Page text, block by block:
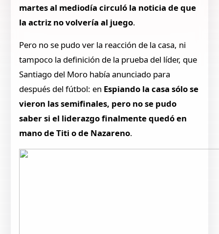
martes al mediodía circuló la noticia de que
la actriz no volvería al juego.
Pero no se pudo ver la reacción de la casa, ni
tampoco la definición de la prueba del líder, que
Santiago del Moro había anunciado para
después del fútbol: en Espiando la casa sólo se
vieron las semifinales, pero no se pudo
saber si el liderazgo finalmente quedó en
mano de Titi o de Nazareno.